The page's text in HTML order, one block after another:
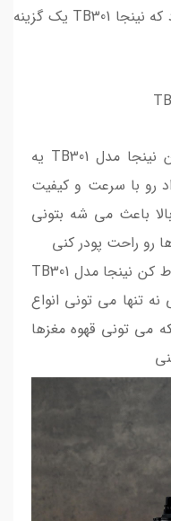
اشاره کرد. این ویژگی ها باعث میشود که نینجا TB301 یک گزینه
قدرت موتور 1200 وات : مخلوط کن نینجا مدل TB301 یه
رو با سرعت و کیفیت
باعث می شه بتونی
رو راحت پودر کنی
دو کاره مخلوط کن و آسیاب: مخلوط کن نینجا مدل TB301
تنها می تونی انواع
می تونی قهوه مغزها